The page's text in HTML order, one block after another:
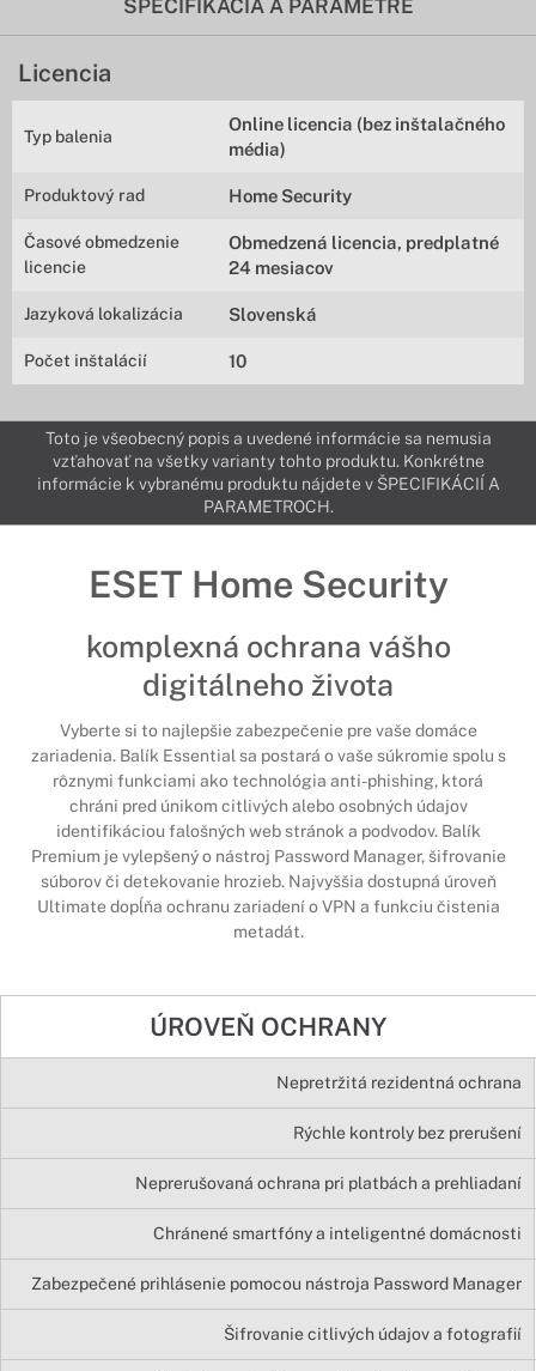
ŠPECIFIKÁCIA A PARAMETRE
Licencia
Typ balenia
Online licencia (bez inštalačného
média)
Produktový rad Home Security
Časové obmedzenie
licencie
Obmedzená licencia, predplatné
24 mesiacov
Jazyková lokalizácia Slovenská
Počet inštalácií 10
Toto je všeobecný popis a uvedené informácie sa nemusia
vzťahovať na všetky varianty tohto produktu. Konkrétne
informácie k vybranému produktu nájdete v ŠPECIFIKÁCIÍ A
PARAMETROCH.
ESET Home Security
komplexná ochrana vášho
digitálneho života
Vyberte si to najlepšie zabezpečenie pre vaše domáce
zariadenia. Balík Essential sa postará o vaše súkromie spolu s
rôznymi funkciami ako technológia anti-phishing, ktorá
chráni pred únikom citlivých alebo osobných údajov
identifikáciou falošných web stránok a podvodov. Balík
Premium je vylepšený o nástroj Password Manager, šifrovanie
súborov či detekovanie hrozieb. Najvyššia dostupná úroveň
Ultimate dopĺňa ochranu zariadení o VPN a funkciu čistenia
metadát.
ÚROVEŇ OCHRANY
Nepretržitá rezidentná ochrana
Rýchle kontroly bez prerušení
Neprerušovaná ochrana pri platbách a prehliadaní
Chránené smartfóny a inteligentné domácnosti
Zabezpečené prihlásenie pomocou nástroja Password Manager
Šifrovanie citlivých údajov a fotografií